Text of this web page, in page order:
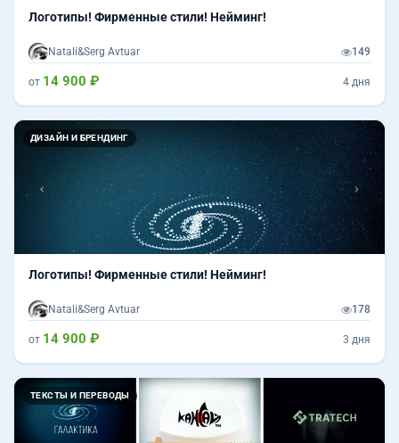
Логотипы! Фирменные стили! Нейминг!
Natali&Serg Avtuar 149
от 14 900 ₽ 4 дня
ДИЗАЙН И БРЕНДИНГ
Назад
Логотипы! Фирменные стили! Нейминг!
Natali&Serg Avtuar 178
от 14 900 ₽ 3 дня
ТЕКСТЫ И ПЕРЕВОДЫ
Назад